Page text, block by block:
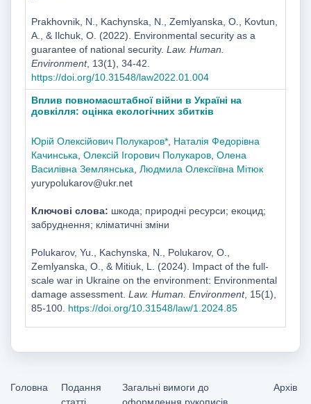
Prakhovnik, N., Kachynska, N., Zemlyanska, O., Kovtun,
A., & Ilchuk, O. (2022). Environmental security as a
guarantee of national security. Law. Human.
Environment, 13(1), 34-42.
https://doi.org/10.31548/law2022.01.004
Вплив повномасштабної війни в Україні на
довкілля: оцінка екологічних збитків
Юрій Олексійович Полукаров*, Наталія Федорівна
Качинська Олексій Ігорович Полукаров, Олена
Василівна Землянська Людмила Олексіївна Мітюк
yurypolukarov@ukr.net
Ключові слова: шкода; природні ресурси; екоцид;
забруднення; кліматичні зміни
Polukarov, Yu., Kachynska, N., Polukarov, O.,
Zemlyanska, O., & Mitiuk, L. (2024). Impact of the full-
scale war in Ukraine on the environment: Environmental
damage assessment. Law. Human. Environment, 15(1),
85-100. https://doi.org/10.31548/law/1.2024.85
Головна
Подання
Загальні вимоги до
Архів